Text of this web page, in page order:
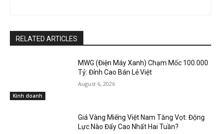
RELATED ARTICLES
Kinh doanh
MWG (Điện Máy Xanh) Chạm Mốc 100.000
Tỷ: Đỉnh Cao Bán Lẻ Việt
August 6, 2026
Giá Vàng Miếng Việt Nam Tăng Vọt: Động
Lực Nào Đẩy Cao Nhất Hai Tuần?